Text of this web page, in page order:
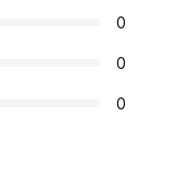
0
0
0